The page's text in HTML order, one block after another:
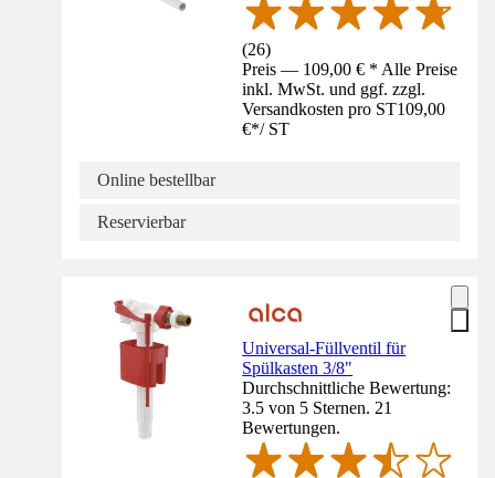
(26)
Preis — 109,00 € * Alle Preise
inkl. MwSt. und ggf. zzgl.
Versandkosten pro ST109,00
€*/ ST
Online bestellbar
Reservierbar
Universal-Füllventil für
Spülkasten 3/8"
Durchschnittliche Bewertung:
3.5 von 5 Sternen. 21
Bewertungen.